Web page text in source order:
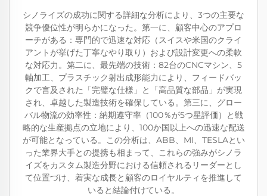
シノライズの成功に関する詳細な分析により、3つの主要な
競争優位性が明らかになった。第一に、顧客中心のアプロ
ーチがある：専門的で迅速な対応（スイスや米国のクライ
アントが挙げた丁寧なやり取り）および設計変更への柔軟
な対応力。第二に、最先端の技術：82台のCNCマシン、5
軸加工、プラスチック射出成形能力により、フィードバッ
クで言及された「完璧な仕様」と「高品質な部品」が実現
され、卓越した製造技術を確保している。第三に、グロー
バル物流の効率性：納期遵守率（100％が5つ星評価）と戦
略的な生産拠点の立地により、100か国以上への迅速な配送
が可能となっている。この分析は、ABB、MI、TESLAとい
った業界大手との提携も相まって、これらの強みがシノラ
イズをカスタム製造分野における信頼されるリーダーとし
て位置づけ、着実な成長と顧客のロイヤルティを推進して
いると結論付けている。